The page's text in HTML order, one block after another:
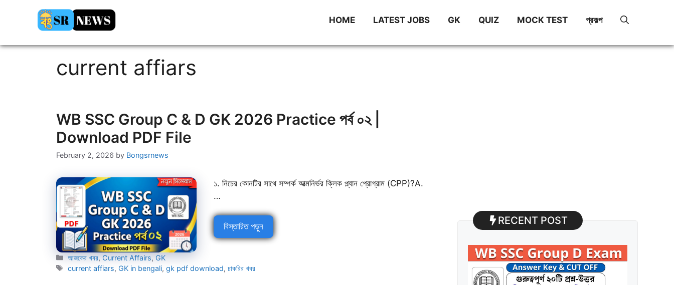
HOME LATEST JOBS GK QUIZ MOCK TEST প্রকল্প
current affiars
WB SSC Group C & D GK 2026 Practice পর্ব ০২ |
Download PDF File
February 2, 2026 by Bongsrnews
১. নিচের কোনটির সাথে সম্পর্ক আত্মনির্ভর ক্লিক প্ল্যান প্রোগ্রাম (CPP)?A.
…
বিস্তারিত পড়ুন
Categories
আজকের খবর,Current Affairs,GK
Tags
current affiars, GK in bengali,gk pdf download,চাকরির খবর
RECENT POST